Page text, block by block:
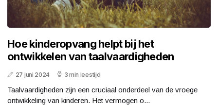
Hoe kinderopvang helpt bij het
ontwikkelen van taalvaardigheden
27 juni 2024 3 min leestijd
Taalvaardigheden zijn een cruciaal onderdeel van de vroege
ontwikkeling van kinderen. Het vermogen o...